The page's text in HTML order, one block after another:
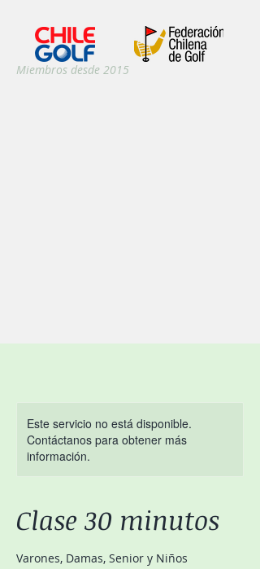
Miembros desde 2015
Este servicio no está disponible.
Contáctanos para obtener más
información.
Clase 30 minutos
Varones, Damas, Senior y Niños